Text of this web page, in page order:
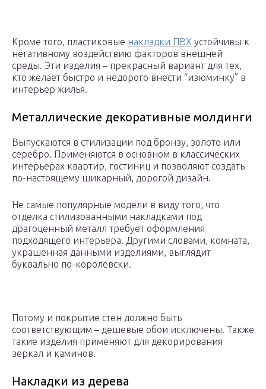
Кроме того, пластиковые накладки ПВХ устойчивы к
негативному воздействию факторов внешней
среды. Эти изделия – прекрасный вариант для тех,
кто желает быстро и недорого внести “изюминку” в
интерьер жилья.
Металлические декоративные молдинги
Выпускаются в стилизации под бронзу, золото или
серебро. Применяются в основном в классических
интерьерах квартир, гостиниц и позволяют создать
по-настоящему шикарный, дорогой дизайн.
Не самые популярные модели в виду того, что
отделка стилизованными накладками под
драгоценный металл требует оформления
подходящего интерьера. Другими словами, комната,
украшенная данными изделиями, выглядит
буквально по-королевски.
Потому и покрытие стен должно быть
соответствующим – дешевые обои исключены. Также
такие изделия применяют для декорирования
зеркал и каминов.
Накладки из дерева